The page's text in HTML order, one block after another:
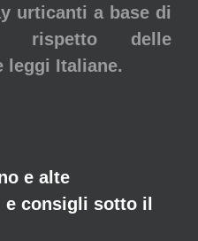
urticanti a base di
rispetto delle
leggi Italiane.
e alte
consigli sotto il